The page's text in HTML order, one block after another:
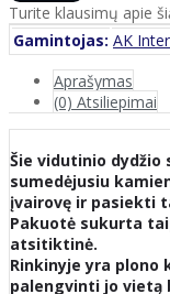
Turite klausimų apie
Gamintojas: AK
Aprašymas
(0) Atsiliepimai
Šie vidutinio
sumedėjusiu
įvairovę ir pasiekti
Pakuotė sukurta
atsitiktinė.
Rinkinyje yra plono
palengvinti jo vietą